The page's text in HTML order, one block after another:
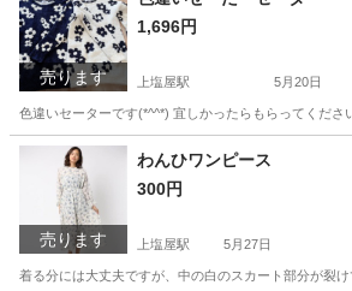
売ります
1,696円
上塩屋駅 5月20日
色違いセーターです(*^^*) 宜しかったらもらってください
鹿児島 鹿児島市
売ります
わんひワンピース
300円
上塩屋駅 5月27日
着る分には大丈夫ですが、中の白のスカート部分が裂